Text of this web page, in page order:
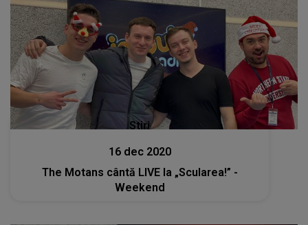
Stiri
16 dec 2020
The Motans cântă LIVE la „Scularea!” -
Weekend